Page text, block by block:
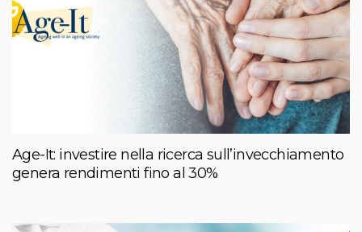
Age-It: investire nella ricerca sull’invecchiamento
genera rendimenti fino al 30%